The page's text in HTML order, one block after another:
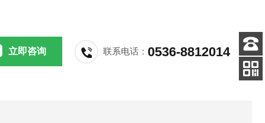
立即咨询 联系电话：0536-8812014
客服
电话